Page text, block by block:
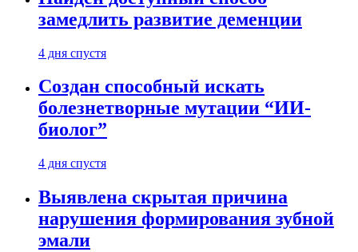
замедлить развитие деменции
4 дня спустя
Создан способный искать
болезнетворные мутации “ИИ-
биолог”
4 дня спустя
Выявлена скрытая причина
нарушения формирования зубной
эмали